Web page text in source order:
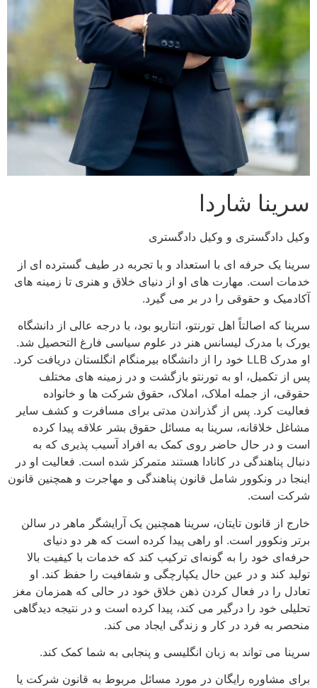
سرینا شاردا
وکیل دادگستری و وکیل دادگستری
سرینا یک حرفه ای با استعداد و با تجربه در طیف گسترده ای از
خدمات است. مهارت های او از دنیای خلاق و هنری تا زمینه های
آکادمیک و حقوقی را در بر می گیرد.
سرینا که اصالتاً اهل تورنتو، انتاریو بود، با درجه عالی از دانشگاه
یورک با مدرک لیسانس هنر در علوم سیاسی فارغ التحصیل شد.
او مدرک LLB خود را از دانشگاه بیرمنگام انگلستان دریافت کرد.
پس از تکمیل، او به تورنتو بازگشت و در زمینه های مختلف
حقوقی، از جمله املاک، املاک، حقوق شرکت ها و خانواده
فعالیت کرد. پس از گذراندن مدتی برای مسافرت و کشف سایر
مشاغل خلاقانه، سرینا به مسائل حقوق بشر علاقه پیدا کرده
است و در حال حاضر روی کمک به افراد آسیب پذیری که به
دنبال پناهندگی در کانادا هستند متمرکز شده است. فعالیت او در
اینجا در ونکوور شامل قانون پناهندگی و مهاجرت و همچنین قانون
شرکت است.
خارج از قانون تایتان، سرینا همچنین یک آرایشگر ماهر در سالن
برتر ونکوور است. او راهی پیدا کرده است که هر دو دنیای
حرفه‌ای خود را به گونه‌ای ترکیب کند که خدمات با کیفیت بالا
تولید کند و در عین حال یکپارچگی و شفافیت را حفظ کند. او
تعادل را در فعال کردن ذهن خلاق خود در حالی که همزمان مغز
تحلیلی خود را درگیر می کند، پیدا کرده است و در نتیجه دیدگاهی
منحصر به فرد در کار و زندگی ایجاد می کند.
سرینا می تواند به زبان انگلیسی و پنجابی به شما کمک کند.
برای مشاوره رایگان در مورد مسائل مربوط به قانون شرکت یا